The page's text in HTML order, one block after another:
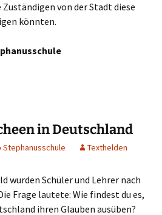
Zuständigen von der Stadt diese
könnten.
in Deutschland
Stephanusschule Texthelden
wurden Schüler und Lehrer nach
Frage lautete: Wie findest du es,
ihren Glauben ausüben?